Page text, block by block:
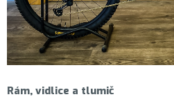
Rám, vidlice a tlumič